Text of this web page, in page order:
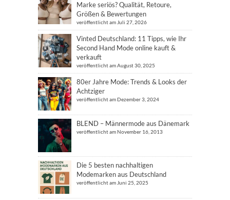
Marke seriös? Qualität, Retoure,
Größen & Bewertungen
veröffentlicht am Juli 27, 2026
Vinted Deutschland: 11 Tipps, wie Ihr
Second Hand Mode online kauft &
verkauft
veröffentlicht am August 30, 2025
80er Jahre Mode: Trends & Looks der
Achtziger
veröffentlicht am Dezember 3, 2024
BLEND – Männermode aus Dänemark
veröffentlicht am November 16, 2013
Die 5 besten nachhaltigen
Modemarken aus Deutschland
veröffentlicht am Juni 25, 2025